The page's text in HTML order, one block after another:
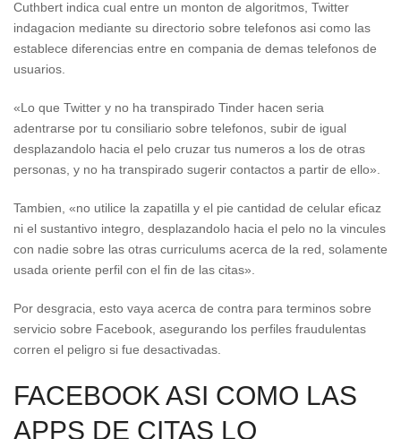
Cuthbert indica cual entre un monton de algoritmos, Twitter
indagacion mediante su directorio sobre telefonos asi­ como las
establece diferencias entre en compania de demas telefonos de
usuarios.
«Lo que Twitter y no ha transpirado Tinder hacen seri­a
adentrarse por tu consiliario sobre telefonos, subir de igual
desplazandolo hacia el pelo cruzar tus numeros a los de otras
personas, y no ha transpirado sugerir contactos a partir de ello».
Tambien, «no utilice la zapatilla y el pie cantidad de celular eficaz
ni el sustantivo integro, desplazandolo hacia el pelo no la vincules
con nadie sobre las otras curriculums acerca de la red, solamente
usada oriente perfil con el fin de las citas».
Por desgracia, esto vaya acerca de contra para terminos sobre
servicio sobre Facebook, asegurando los perfiles fraudulentas
corren el peligro si fue desactivadas.
FACEBOOK ASI­ COMO LAS
APPS DE CITAS LO